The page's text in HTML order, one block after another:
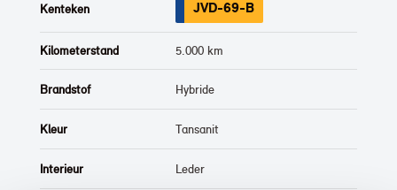
Kenteken JVD-69-B
Kilometerstand 5.000 km
Brandstof Hybride
Kleur Tansanit
Interieur Leder